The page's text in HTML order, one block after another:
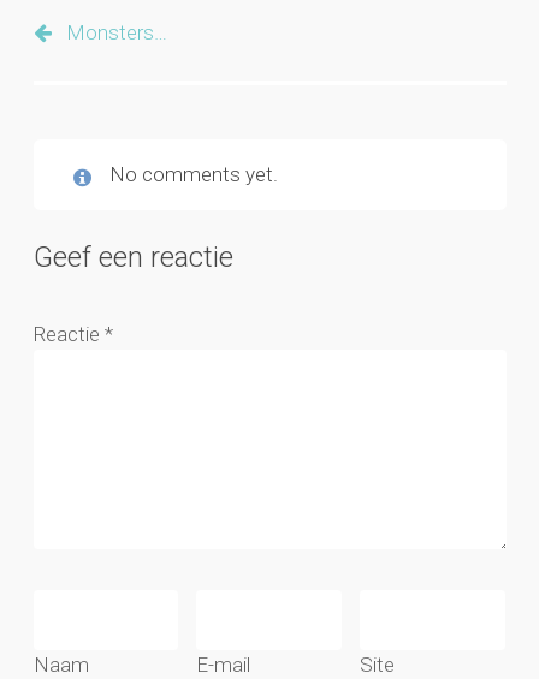
Monsters…
No comments yet.
Geef een reactie
Reactie *
Naam E-mail Site